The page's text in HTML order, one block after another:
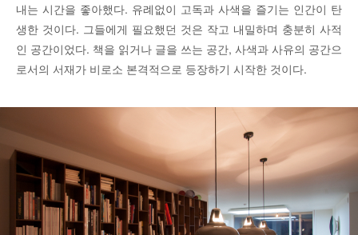
내는 시간을 좋아했다. 유례없이 고독과 사색을 즐기는 인간이 탄
생한 것이다. 그들에게 필요했던 것은 작고 내밀하며 충분히 사적
인 공간이었다. 책을 읽거나 글을 쓰는 공간, 사색과 사유의 공간으
로서의 서재가 비로소 본격적으로 등장하기 시작한 것이다.